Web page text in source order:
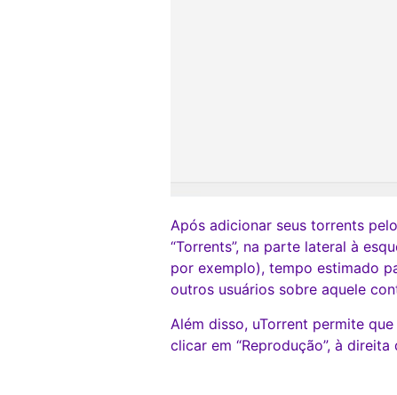
Após adicionar seus torrents
“Torrents”, na parte lateral à
por exemplo), tempo estimado
outros usuários sobre aquele
Além disso, uTorrent permite
clicar em “Reprodução”, à